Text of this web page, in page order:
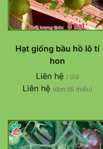
Hạt giống bầu hồ lô tí
hon
Liên hệ / Giá
Liên hệ (đơn tối thiểu)